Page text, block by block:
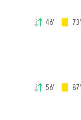
46' 73'
56' 87'